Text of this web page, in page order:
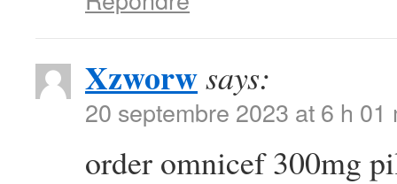
Xzworwsays:
20 septembre 2023 at 6 h 01
order omnicef 300mg